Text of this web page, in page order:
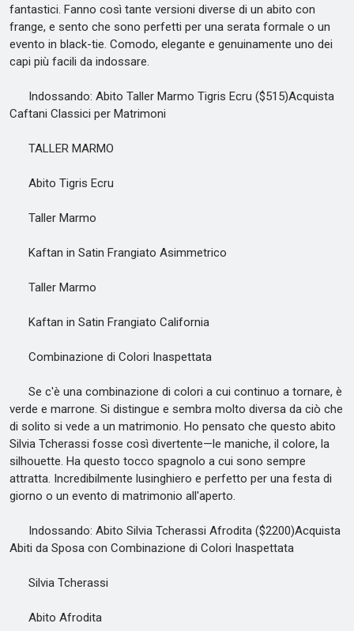
fantastici. Fanno così tante versioni diverse di un abito con
frange, e sento che sono perfetti per una serata formale o un
evento in black-tie. Comodo, elegante e genuinamente uno dei
capi più facili da indossare.
Indossando: Abito Taller Marmo Tigris Ecru ($515)Acquista
Caftani Classici per Matrimoni
TALLER MARMO
Abito Tigris Ecru
Taller Marmo
Kaftan in Satin Frangiato Asimmetrico
Taller Marmo
Kaftan in Satin Frangiato California
Combinazione di Colori Inaspettata
Se c'è una combinazione di colori a cui continuo a tornare, è
verde e marrone. Si distingue e sembra molto diversa da ciò che
di solito si vede a un matrimonio. Ho pensato che questo abito
Silvia Tcherassi fosse così divertente—le maniche, il colore, la
silhouette. Ha questo tocco spagnolo a cui sono sempre
attratta. Incredibilmente lusinghiero e perfetto per una festa di
giorno o un evento di matrimonio all'aperto.
Indossando: Abito Silvia Tcherassi Afrodita ($2200)Acquista
Abiti da Sposa con Combinazione di Colori Inaspettata
Silvia Tcherassi
Abito Afrodita